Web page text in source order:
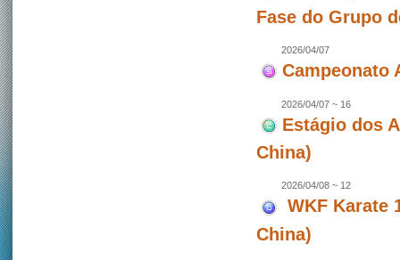
Fase do Grupo
2026/04/07
Campeonato
2026/04/07 ~ 16
Estágio dos
China)
2026/04/08 ~ 12
WKF Karate
China)